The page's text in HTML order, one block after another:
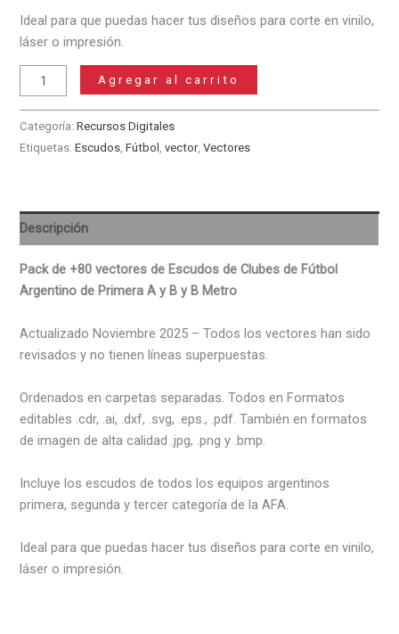
Ideal para que puedas hacer tus diseños para corte en vinilo,
láser o impresión.
Pack
de
Vectores
de
Argentina
cantidad
Agregar al carrito
Categoría:Recursos Digitales
Etiquetas:Escudos,Fútbol,vector,Vectores
Descripción
Pack de +80 vectores de Escudos de Clubes de Fútbol
Argentino de Primera A y B y B Metro
Actualizado Noviembre 2025 – Todos los vectores han sido
revisados y no tienen líneas superpuestas.
Ordenados en carpetas separadas. Todos en Formatos
editables .cdr, .ai, .dxf, .svg, .eps., .pdf. También en formatos
de imagen de alta calidad .jpg, .png y .bmp.
Incluye los escudos de todos los equipos argentinos
primera, segunda y tercer categoría de la AFA.
Ideal para que puedas hacer tus diseños para corte en vinilo,
láser o impresión.